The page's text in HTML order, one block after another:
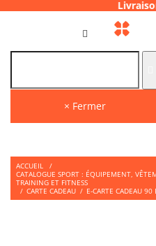
Livraison
× Fermer
ACCUEIL
/
CATALOGUE SPORT : ÉQUIPEMENT,
TRAINING ET FITNESS
/ CARTE CADEAU / E-CARTE CADEAU 90